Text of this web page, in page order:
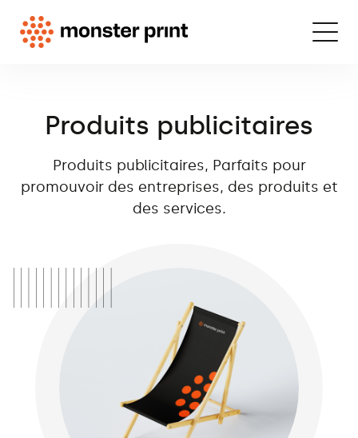
Produits publicitaires
Produits publicitaires, Parfaits pour
promouvoir des entreprises, des produits et
des services.